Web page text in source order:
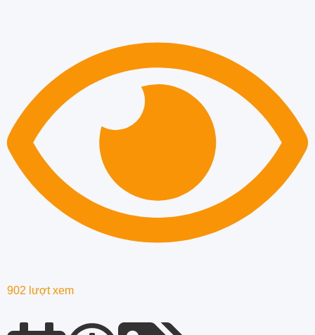
902 lượt xem